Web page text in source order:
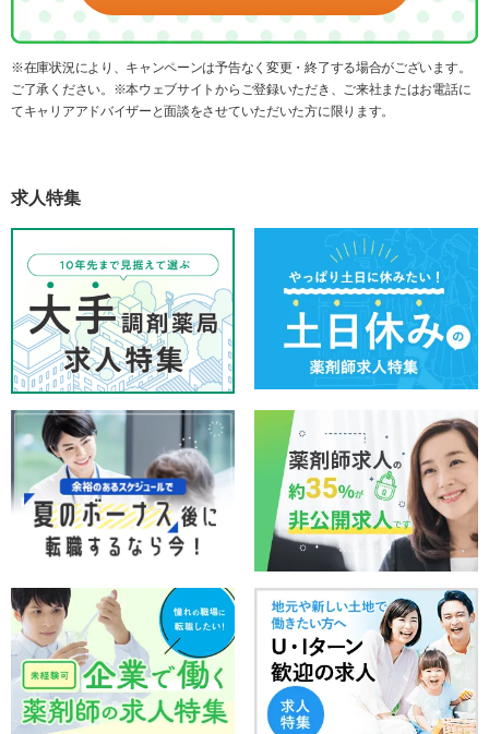
※在庫状況により、キャンペーンは予告なく変更・終了する場合がございます。
ご了承ください。※本ウェブサイトからご登録いただき、ご来社またはお電話に
てキャリアアドバイザーと面談をさせていただいた方に限ります。
求人特集